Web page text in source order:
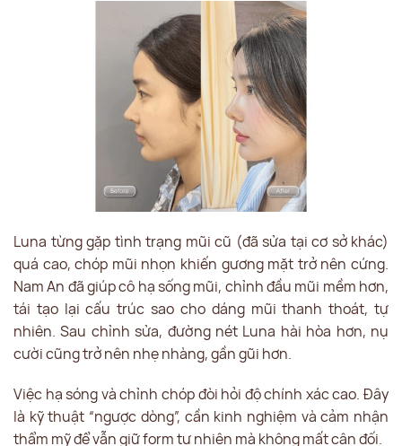
Luna từng gặp tình trạng mũi cũ (đã sửa tại cơ sở khác)
quá cao, chóp mũi nhọn khiến gương mặt trở nên cứng.
Nam An đã giúp cô hạ sống mũi, chỉnh đầu mũi mềm hơn,
tái tạo lại cấu trúc sao cho dáng mũi thanh thoát, tự
nhiên. Sau chỉnh sửa, đường nét Luna hài hòa hơn, nụ
cười cũng trở nên nhẹ nhàng, gần gũi hơn.
Việc hạ sóng và chỉnh chóp đòi hỏi độ chính xác cao. Đây
là kỹ thuật “ngược dòng”, cần kinh nghiệm và cảm nhận
thẩm mỹ để vẫn giữ form tự nhiên mà không mất cân đối.